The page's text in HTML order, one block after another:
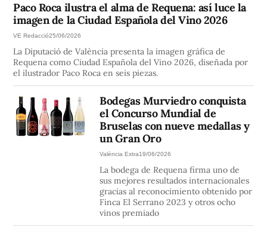
Paco Roca ilustra el alma de Requena: así luce la
imagen de la Ciudad Española del Vino 2026
VE Redacció25/06/2026
La Diputació de València presenta la imagen gráfica de
Requena como Ciudad Española del Vino 2026, diseñada por
el ilustrador Paco Roca en seis piezas.
Bodegas Murviedro conquista
el Concurso Mundial de
Bruselas con nueve medallas y
un Gran Oro
València Extra19/06/2026
La bodega de Requena firma uno de
sus mejores resultados internacionales
gracias al reconocimiento obtenido por
Finca El Serrano 2023 y otros ocho
vinos premiado